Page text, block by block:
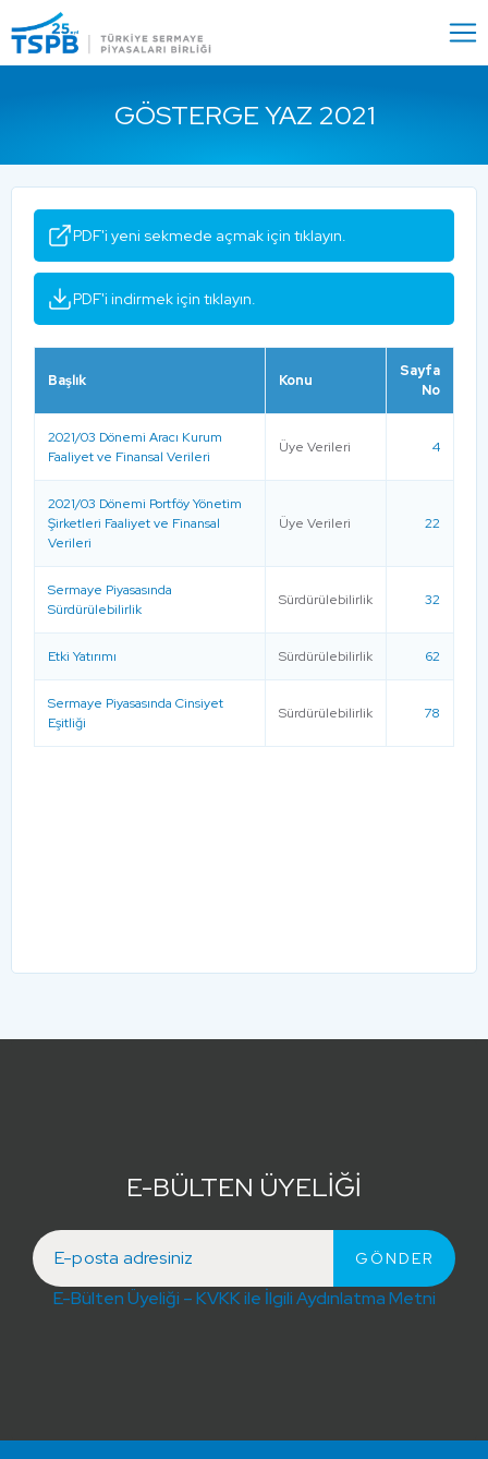
Close
GÖSTERGE YAZ 2021
PDF'i yeni sekmede açmak için tıklayın.
PDF'i indirmek için tıklayın.
Başlık Konu
Sayfa
No
2021/03 Dönemi Aracı Kurum
Faaliyet ve Finansal Verileri
Üye Verileri 4
2021/03 Dönemi Portföy Yönetim
Şirketleri Faaliyet ve Finansal
Verileri
Üye Verileri 22
Sermaye Piyasasında
Sürdürülebilirlik
Sürdürülebilirlik 32
Etki Yatırımı Sürdürülebilirlik 62
Sermaye Piyasasında Cinsiyet
Eşitliği
Sürdürülebilirlik 78
E-BÜLTEN ÜYELİĞİ
E-Bülten Üyeliği – KVKK ile İlgili Aydınlatma Metni